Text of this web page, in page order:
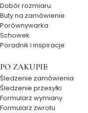
Dobór rozmiaru
Buty na zamówienie
Porównywarka
Schowek
Poradnik i inspiracje
PO ZAKUPIE
Śledzenie zamówienia
Śledzenie przesyłki
Formularz wymiany
Formularz zwrotu